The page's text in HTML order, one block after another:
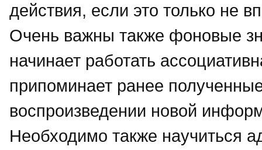
действия, если это только не
Очень важны также фоновые
начинает работать
припоминает ранее
воспроизведении новой
Необходимо также научиться